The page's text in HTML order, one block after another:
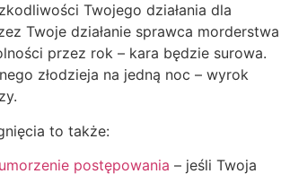
Twojego działania dla
Twoje działanie sprawca morderstwa
przez rok – kara będzie surowa.
złodzieja na jedną noc – wyrok
to także:
postępowania – jeśli Twoja